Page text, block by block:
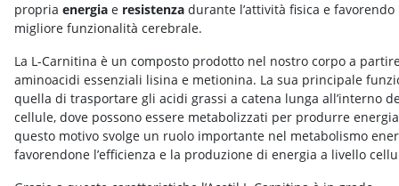
propria energia e resistenza durante l’attività fisica e favorendo
migliore funzionalità cerebrale.
La L-Carnitina è un composto prodotto nel nostro corpo a
aminoacidi essenziali lisina e metionina. La sua principale
quella di trasportare gli acidi grassi a catena lunga all’interno
cellule, dove possono essere metabolizzati per produrre
questo motivo svolge un ruolo importante nel metabolismo
favorendone l’efficienza e la produzione di energia a livello